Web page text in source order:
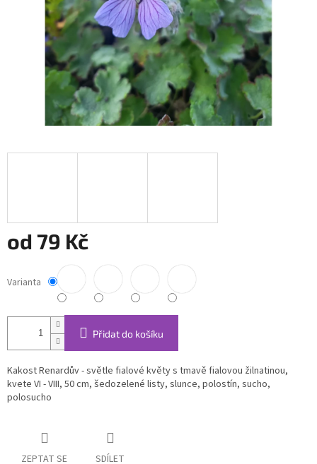
od 79 Kč
cena:
Varianta
Přidat do košíku
Kakost Renardův - světle fialové květy s tmavě fialovou žilnatinou,
kvete VI - VIII, 50 cm, šedozelené listy, slunce, polostín, sucho,
polosucho
ZEPTAT SE SDÍLET